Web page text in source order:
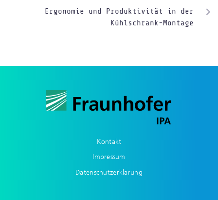
Ergonomie und Produktivität in der
Kühlschrank-Montage
Kontakt
Impressum
Datenschutzerklärung